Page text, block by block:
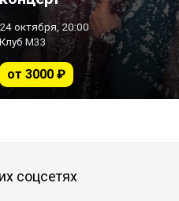
24 октября, 20:00
Клуб М33
от 3000 ₽
соцсетях